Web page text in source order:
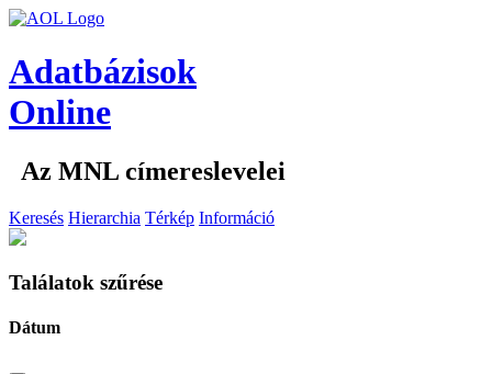
Adatbázisok
Online
Az MNL címereslevelei
Keresés Hierarchia Térkép Információ
Találatok szűrése
Dátum